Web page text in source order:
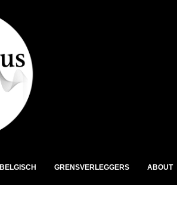
BELGISCH GRENSVERLEGGERS ABOUT